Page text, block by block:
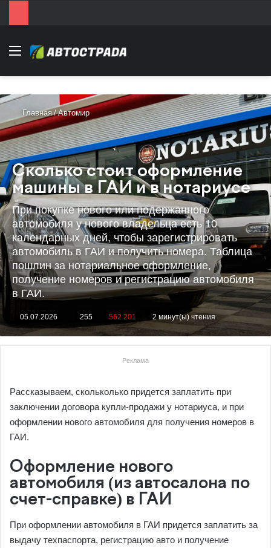
Menu
Главная / Автомир
Сколько стоит оформление
машины в ГАИ и в нотариусе
При покупке нового или подержанного
автомобиля у нового владельца есть 10
календарных дней, чтобы зарегистрировать
автомобиль в ГАИ и получить номера. Таблица
пошлин за нотариальное оформление,
получение номеров и регистрацию автомобиля
в ГАИ.
05.07.2026 255 562 201 2 минут(ы) чтения
Реклама
Рассказываем, скольколько придется заплатить при
заключении договора купли-продажи у нотариуса, и при
оформлении нового автомобиля для получения номеров в
ГАИ.
Оформление нового
автомобиля (из автосалона по
счет-справке) в ГАИ
При оформлении автомобиля в ГАИ придется заплатить за
выдачу техпаспорта, регистрацию авто и получение